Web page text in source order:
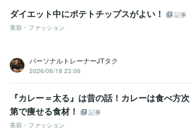
東日本メンズフィ
日本実業団ベンチプレス大会 6位 オールジャパン
会 出場 マッスルゲートさいたまメンズフィジー
資格・検定
柔道整復師 取得年 : 2012年
ビジネス・クリエイティブツール
Excel:27年Word:27年
ダイエット中にポテトチップスがよい！
記事
美容・ファッション
パーソナルトレーナーJTタク
2026/06/18 23:06
『カレー＝太る』は昔の話！カレーは食べ方次
第で痩せる食材！
記事
美容・ファッション